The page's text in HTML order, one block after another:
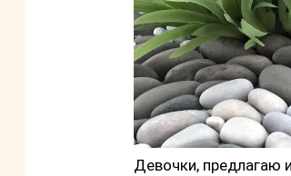
Девочки, предлагаю